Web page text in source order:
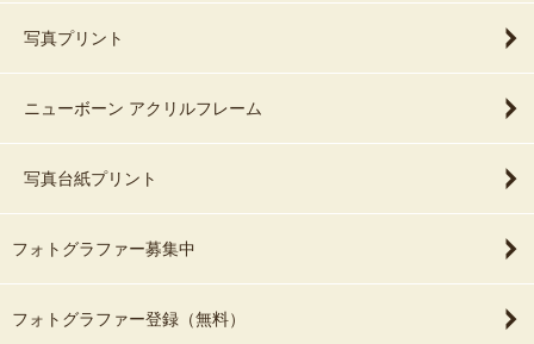
写真プリント
ニューボーン アクリルフレーム
写真台紙プリント
フォトグラファー募集中
フォトグラファー登録（無料）